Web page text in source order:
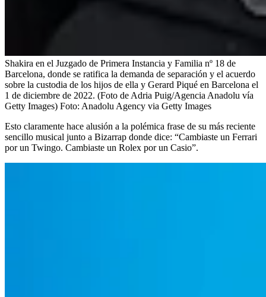
Shakira en el Juzgado de Primera Instancia y Familia nº 18 de
Barcelona, donde se ratifica la demanda de separación y el acuerdo
sobre la custodia de los hijos de ella y Gerard Piqué en Barcelona el
1 de diciembre de 2022. (Foto de Adria Puig/Agencia Anadolu vía
Getty Images) Foto: Anadolu Agency via Getty Images
Esto claramente hace alusión a la polémica frase de su más reciente
sencillo musical junto a Bizarrap donde dice: “Cambiaste un Ferrari
por un Twingo. Cambiaste un Rolex por un Casio”.